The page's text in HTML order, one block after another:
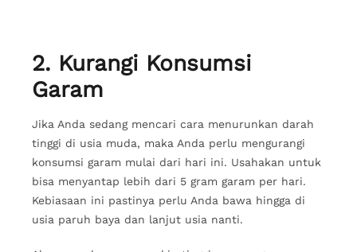
2. Kurangi Konsumsi
Garam
Jika Anda sedang mencari cara menurunkan darah
tinggi di usia muda, maka Anda perlu mengurangi
konsumsi garam mulai dari hari ini. Usahakan untuk
bisa menyantap lebih dari 5 gram garam per hari.
Kebiasaan ini pastinya perlu Anda bawa hingga di
usia paruh baya dan lanjut usia nanti.